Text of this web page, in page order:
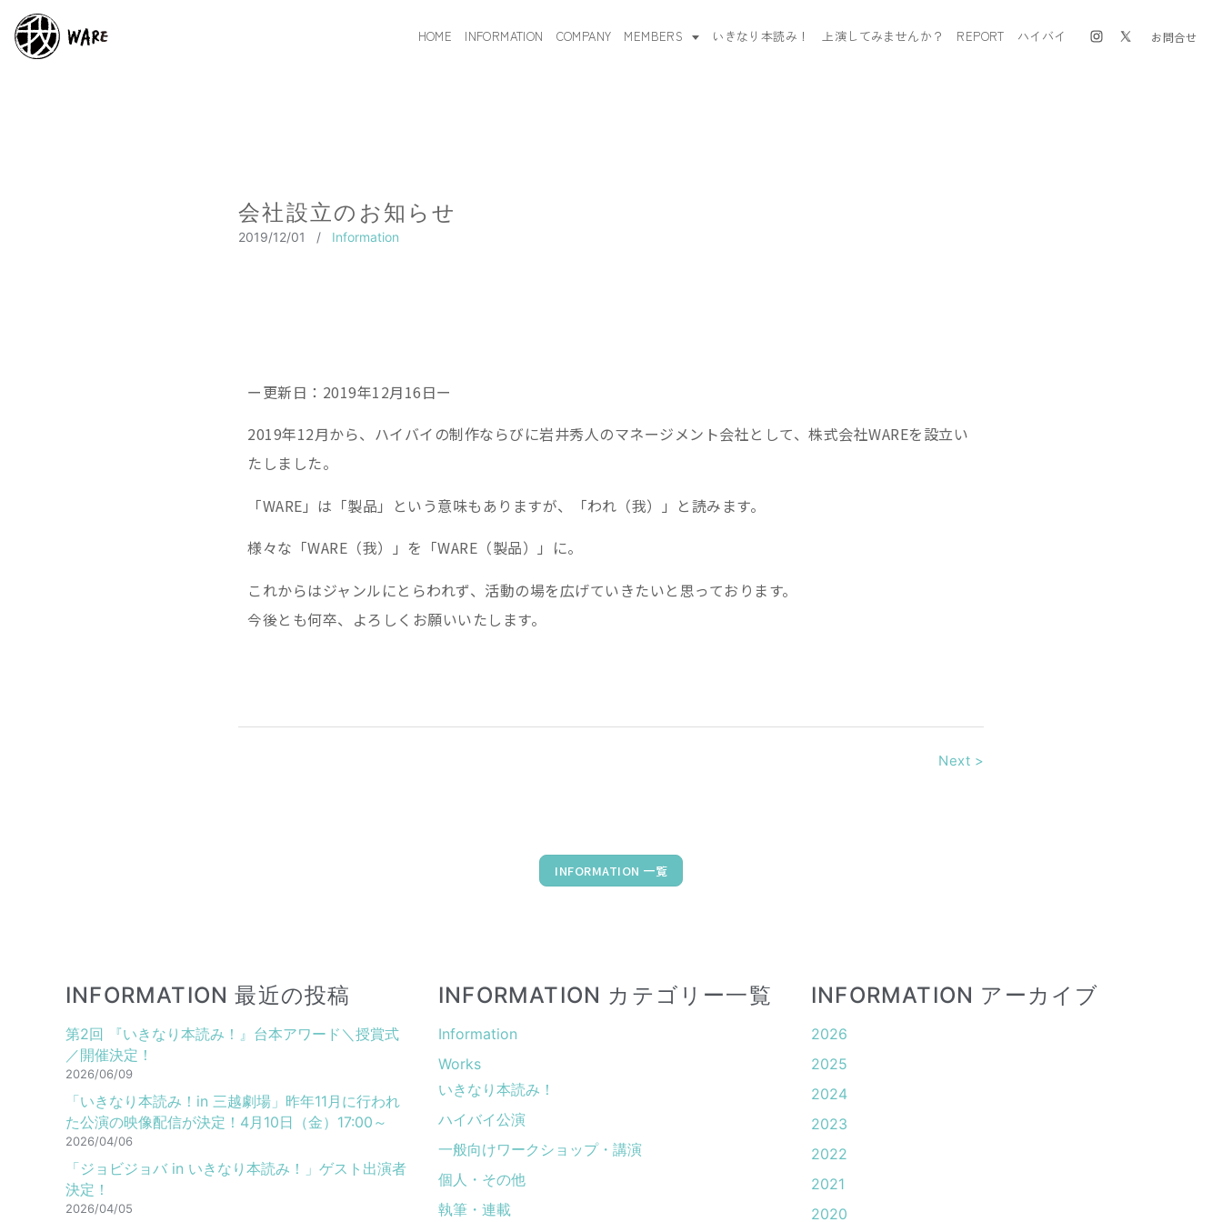
HOME INFORMATION COMPANY MEMBERS いきなり本読み！ 上演してみませんか？ REPORT ハイバイ お問合せ
会社設立のお知らせ
2019/12/01 / Information
ー更新日：2019年12月16日ー
2019年12月から、ハイバイの制作ならびに岩井秀人のマネージメント会社として、株式会社WAREを設立い
たしました。
「WARE」は「製品」という意味もありますが、「われ（我）」と読みます。
様々な「WARE（我）」を「WARE（製品）」に。
これからはジャンルにとらわれず、活動の場を広げていきたいと思っております。
今後とも何卒、よろしくお願いいたします。
Next >
INFORMATION 一覧
INFORMATION 最近の投稿
第2回 『いきなり本読み！』台本アワード＼授賞式
／開催決定！
2026/06/09
「いきなり本読み！in 三越劇場」昨年11月に行われ
た公演の映像配信が決定！4月10日（金）17:00～
2026/04/06
「ジョビジョバ in いきなり本読み！」ゲスト出演者
決定！
2026/04/05
INFORMATION カテゴリー一覧
Information
Works
いきなり本読み！
ハイバイ公演
一般向けワークショップ・講演
個人・その他
執筆・連載
INFORMATION アーカイブ
2026
2025
2024
2023
2022
2021
2020